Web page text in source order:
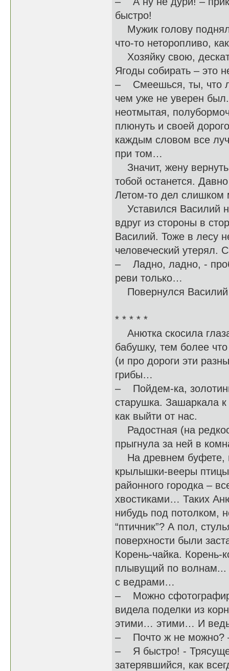
быстро!
Мужик голову
что-то неторопливо,
Хозяйку свою,
Ягоды собирать – это
– Смеешься, ты, что
чем уже не уверен
неотмытая,
плюнуть и своей
каждым словом все
при том…
Значит, жену
тобой останется.
Летом-то дел слишком
Уставился Василий
вдруг из стороны в
Василий. Тоже в лесу
человеческий утерял.
– Ладно, ладно, -
реви только…
Повернулся Василий
* * * * *
Анютка скосила
бабушку, тем более
(и про дороги эти
грибы…
– Пойдем-ка,
старушка. Зашаркала
как выйти от нас.
Радостная (на
прыгнула за ней в
На древнем буфете,
крылышки-вееры
районного городка –
хвостиками… Таких
нибудь под потолком,
“птичник”? А пол,
поверхности были
Корень-чайка.
плывущий по
с ведрами…
– Можно
видела поделки из
этими… этими… И ведь
– Почто ж не можно?
– Я быстро! -
затерявшийся, как